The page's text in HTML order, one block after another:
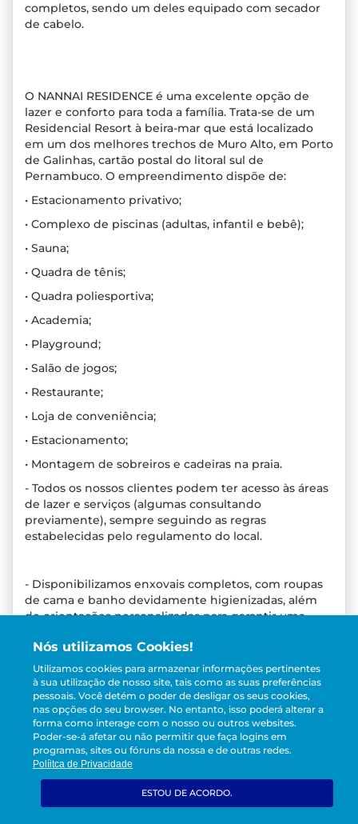
completos, sendo um deles equipado com secador
de cabelo.
O NANNAI RESIDENCE é uma excelente opção de
lazer e conforto para toda a família. Trata-se de um
Residencial Resort à beira-mar que está localizado
em um dos melhores trechos de Muro Alto, em Porto
de Galinhas, cartão postal do litoral sul de
Pernambuco. O empreendimento dispõe de:
• Estacionamento privativo;
• Complexo de piscinas (adultas, infantil e bebê);
• Sauna;
• Quadra de tênis;
• Quadra poliesportiva;
• Academia;
• Playground;
• Salão de jogos;
• Restaurante;
• Loja de conveniência;
• Estacionamento;
• Montagem de sobreiros e cadeiras na praia.
- Todos os nossos clientes podem ter acesso às áreas
de lazer e serviços (algumas consultando
previamente), sempre seguindo as regras
estabelecidas pelo regulamento do local.
- Disponibilizamos enxovais completos, com roupas
de cama e banho devidamente higienizadas, além
de orientações personalizadas para garantir uma
-Check-in das 15h às 23h e checkout até às 12h.
- Check-in antecipado e check-out tardio disponíveis
mediante solicitação e confirmação de
disponibilidade.
Nós utilizamos Cookies!
Utilizamos cookies para armazenar informações pertinentes
à sua utilização de nosso site, tais como as suas preferências
pessoais. Você detém o poder de desligar os seus cookies,
nas opções do seu browser. No entanto, isso poderá alterar a
forma como interage com o nosso ou outros websites.
Poder-se-á afetar ou não permitir que faça logins em
programas, sites ou fóruns da nossa e de outras redes.
Políitca de Privacidade
ESTOU DE ACORDO.